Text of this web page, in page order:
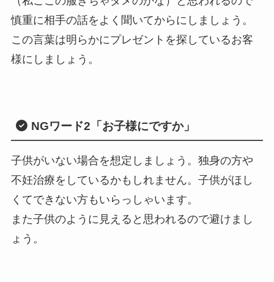
慎重に相手の話をよく聞いてからにしましょう。
この言葉は明らかにプレゼントを探しているお客
様にしましょう。
NGワード2 「お子様にですか」
子供がいない場合を想定しましょう。独身の方や
不妊治療をしているかもしれません。子供がほし
くてできない方もいらっしゃいます。
また子供のように見えると思われるので避けまし
ょう。